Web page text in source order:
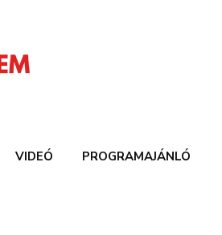
VIDEÓ PROGRAMAJÁNLÓ